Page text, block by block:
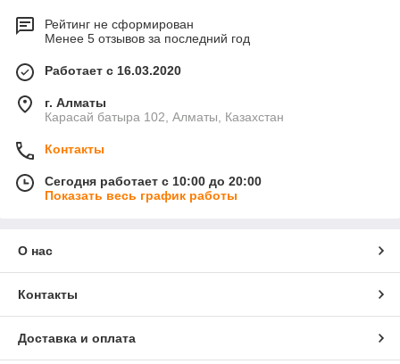
Рейтинг не сформирован
Менее 5 отзывов за последний год
Работает с 16.03.2020
г. Алматы
Карасай батыра 102, Алматы, Казахстан
Контакты
Сегодня работает с 10:00 до 20:00
Показать весь график работы
О нас
Контакты
Доставка и оплата